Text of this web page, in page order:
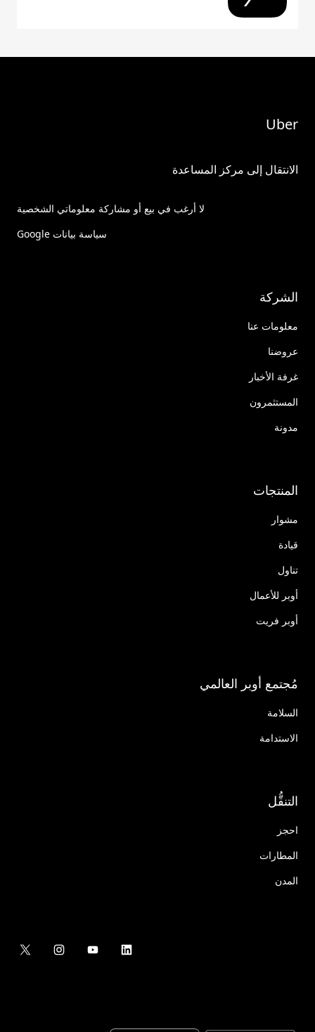
Uber
الانتقال إلى مركز المساعدة
لا أرغب في بيع أو مشاركة معلوماتي الشخصية
سياسة بيانات Google
الشركة
معلومات عنا
عروضنا
غرفة الأخبار
المستثمرون
مدونة
المنتجات
مشوار
قيادة
تناول
أوبر للأعمال
أوبر فريت
مُجتمع أوبر العالمي
السلامة
الاستدامة
التنقُّل
احجز
المطارات
المدن